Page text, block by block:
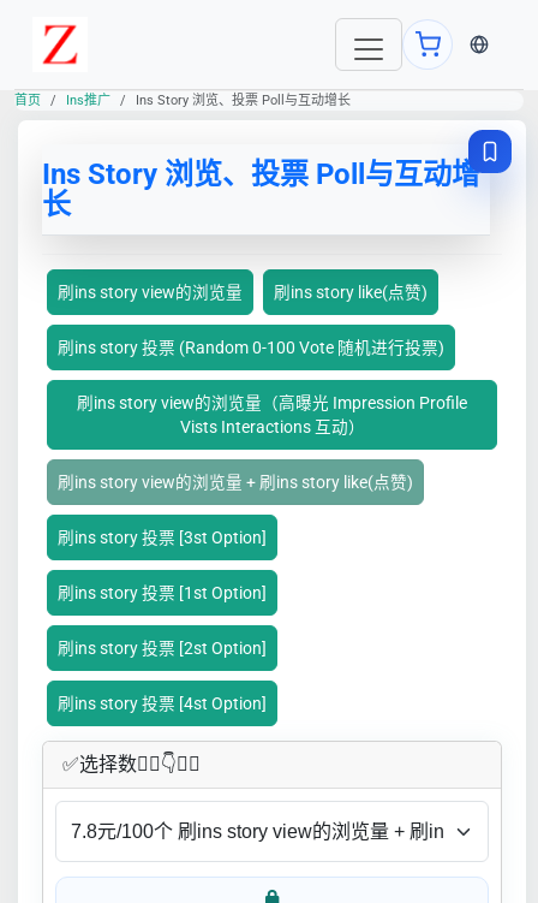
当前语
首页 Ins推广 Ins Story 浏览、投票 Poll与互动增长
Ins Story 浏览、投票 Poll与互动增
长
刷ins story view的浏览量 刷ins story like(点赞)
刷ins story 投票 (Random 0-100 Vote 随机进行投票)
刷ins story view的浏览量（高曝光 Impression Profile
Vists Interactions 互动）
刷ins story view的浏览量 + 刷ins story like(点赞)
刷ins story 投票 [3st Option]
刷ins story 投票 [1st Option]
刷ins story 投票 [2st Option]
刷ins story 投票 [4st Option]
✅​选择数👇🏻​​👇👇🏻​​